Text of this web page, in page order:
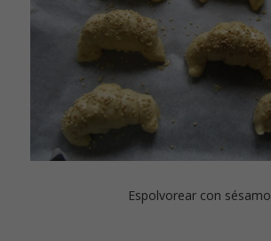
Espolvorear con sésamo